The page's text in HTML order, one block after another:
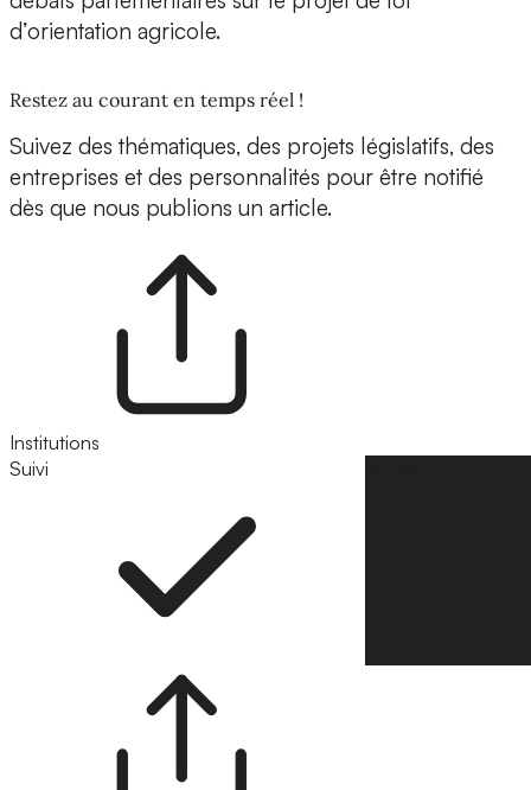
d’orientation agricole.
Restez au courant en temps réel !
Suivez des thématiques, des projets législatifs, des
entreprises et des personnalités pour être notifié
dès que nous publions un article.
Institutions
Suivi